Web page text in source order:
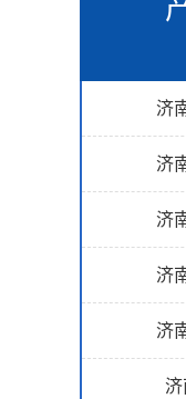
济
济
济
济
济
济